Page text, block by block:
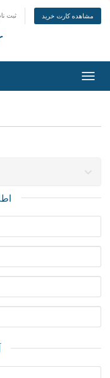
ثبت مشاهده کارت خرید